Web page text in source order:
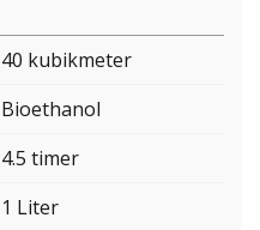
40 kubikmeter
Bioethanol
4.5 timer
1 Liter